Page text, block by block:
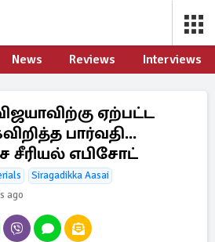
News Reviews Interviews
ஏற்பட்ட
பார்வதி...
சீரியல் எபிசோட்
Siragadikka Aasai
ago